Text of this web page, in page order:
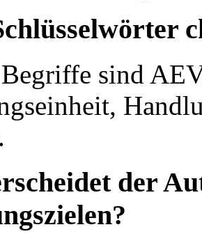
sind
der